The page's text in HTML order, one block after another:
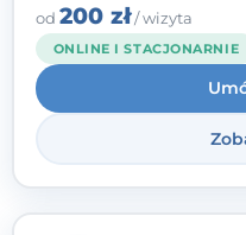
rozwiązania
oraz
pracy
od 200 zł/ wizyta
ONLINE I STACJONARNIE